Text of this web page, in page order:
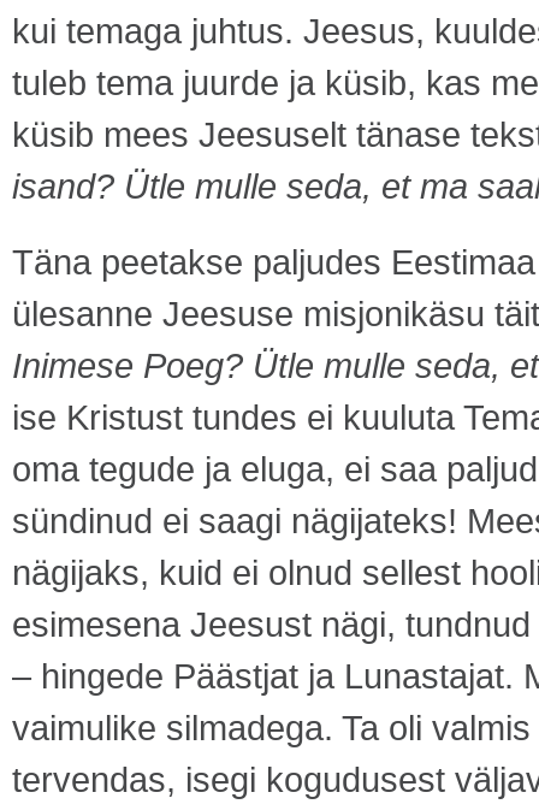
kui temaga juhtus. Jeesus,
tuleb tema juurde ja küsib, kas
küsib mees Jeesuselt tänase
isand? Ütle mulle seda, et ma
Täna peetakse paljudes
ülesanne Jeesuse misjonikäsu
Inimese Poeg? Ütle mulle seda,
ise Kristust tundes ei kuuluta
oma tegude ja eluga, ei saa
sündinud ei saagi nägijateks!
nägijaks, kuid ei olnud sellest
esimesena Jeesust nägi,
– hingede Päästjat ja Lunastajat.
vaimulike silmadega. Ta oli
tervendas, isegi kogudusest